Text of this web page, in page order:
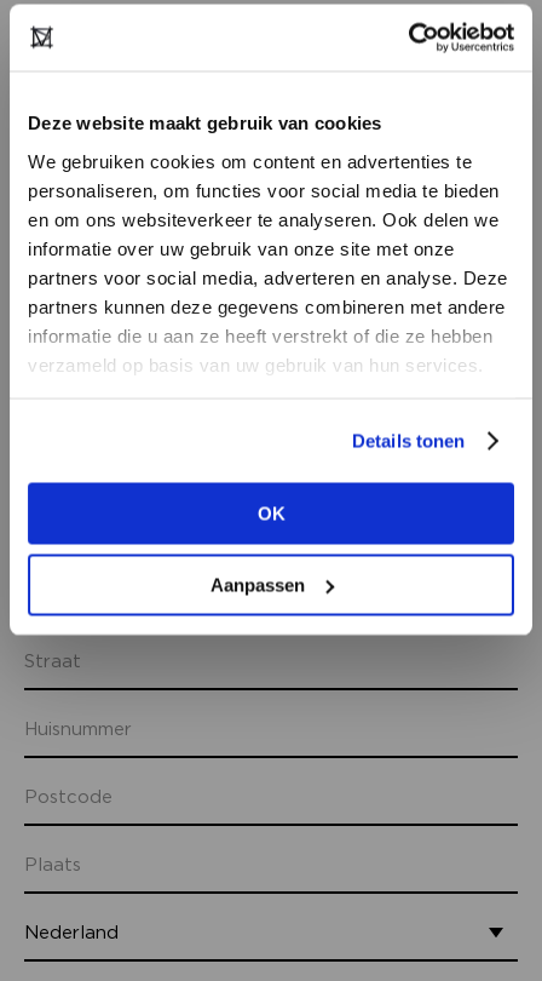
Deze website maakt gebruik van cookies
We gebruiken cookies om content en advertenties te
personaliseren, om functies voor social media te bieden
en om ons websiteverkeer te analyseren. Ook delen we
informatie over uw gebruik van onze site met onze
partners voor social media, adverteren en analyse. Deze
partners kunnen deze gegevens combineren met andere
informatie die u aan ze heeft verstrekt of die ze hebben
verzameld op basis van uw gebruik van hun services.
Details tonen
OK
Aanpassen
HEB JE NOG GEEN
ACCOUNT?
aan of bekijk de andere mogelijkheden.
BEKIJK ALLE OPTIES
ADRESGEGEVENS